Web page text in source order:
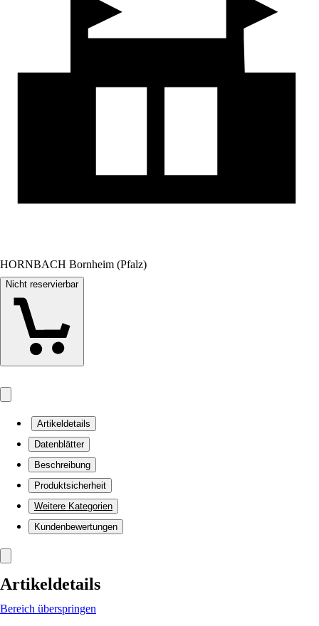
HORNBACH Bornheim (Pfalz)
Nicht reservierbar
Artikeldetails
Datenblätter
Beschreibung
Produktsicherheit
Weitere Kategorien
Kundenbewertungen
Artikeldetails
Bereich überspringen